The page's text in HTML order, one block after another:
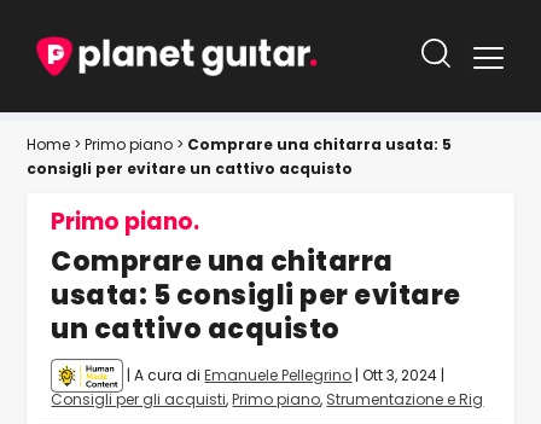
Home >Primo piano > Comprare una chitarra usata: 5
consigli per evitare un cattivo acquisto
Primo piano.
Comprare una chitarra
usata: 5 consigli per evitare
un cattivo acquisto
| A cura diEmanuele Pellegrino |Ott 3, 2024 |
Consigli per gli acquisti,Primo piano, Strumentazione e Rig